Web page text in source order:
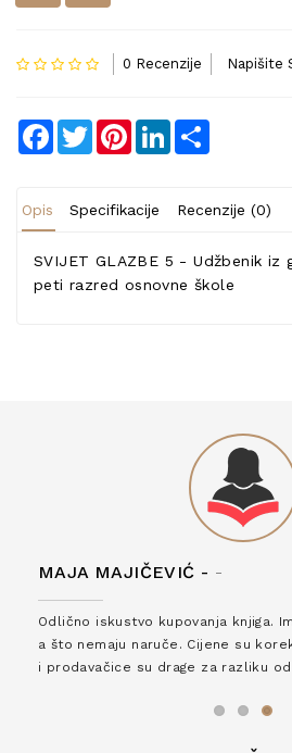
0 Recenzije Napišite
Facebook
TwitterPinterestLinkedIn
Opis Specifikacije Recenzije (0)
SVIJET GLAZBE 5 - Udžbenik iz
peti razred osnovne škole
MAJA MAJIČEVIĆ - -
Odlično iskustvo kupovanja knjiga.
a što nemaju naruče. Cijene su
i prodavačice su drage za razliku